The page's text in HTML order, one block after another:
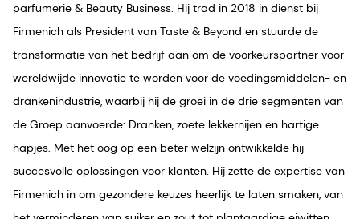
parfumerie & Beauty Business. Hij trad in 2018 in dienst bij
Firmenich als President van Taste & Beyond en stuurde de
transformatie van het bedrijf aan om de voorkeurspartner voor
wereldwijde innovatie te worden voor de voedingsmiddelen- en
drankenindustrie, waarbij hij de groei in de drie segmenten van
de Groep aanvoerde: Dranken, zoete lekkernijen en hartige
hapjes. Met het oog op een beter welzijn ontwikkelde hij
succesvolle oplossingen voor klanten. Hij zette de expertise van
Firmenich in om gezondere keuzes heerlijk te laten smaken, van